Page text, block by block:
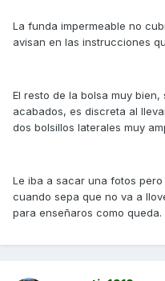
La funda impermeable no
avisan en las instrucciones
El resto de la bolsa muy
acabados, es discreta al
dos bolsillos laterales muy
Le iba a sacar una fotos
cuando sepa que no va a
para enseñaros como queda.